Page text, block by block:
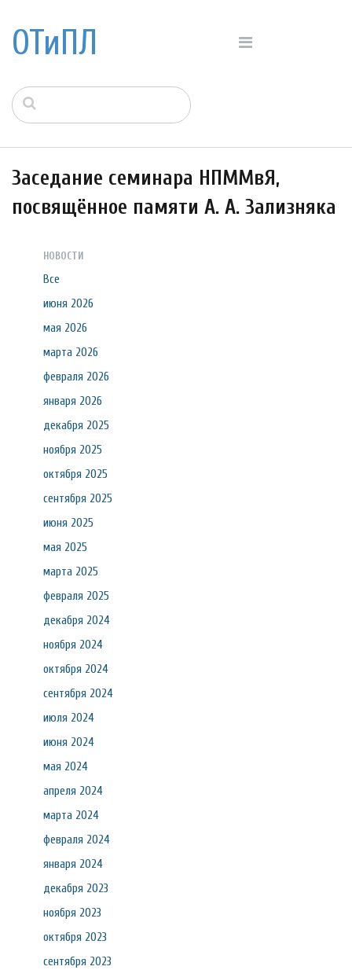
ОТиПЛ
Заседание семинара НПММвЯ,
посвящённое памяти А. А. Зализняка
НОВОСТИ
Все
июня 2026
мая 2026
марта 2026
февраля 2026
января 2026
декабря 2025
ноября 2025
октября 2025
сентября 2025
июня 2025
мая 2025
марта 2025
февраля 2025
декабря 2024
ноября 2024
октября 2024
сентября 2024
июля 2024
июня 2024
мая 2024
апреля 2024
марта 2024
февраля 2024
января 2024
декабря 2023
ноября 2023
октября 2023
сентября 2023